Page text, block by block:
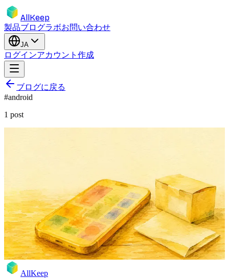
AllKeep
製品ブログラボお問い合わせ
JA
ログインアカウント作成
ブログに戻る
#android
1 post
始 — あなたのモノを、ポケットに
1年の Web 提供を経て、ポケットへ。Android で何が出て、
何が意図的に欠けていて、なぜ iOS より先に Android なの
か。
2026年4月27日Rodion
AllKeep